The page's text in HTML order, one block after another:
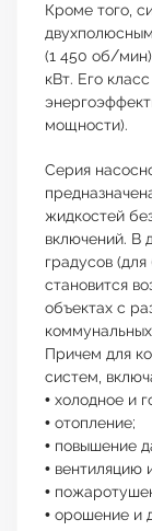
Кроме того,
(1 450 об/
кВт. Его
мощности).
Серия
жидкостей
включений. В
градусов
становится
объектах с
Причем для
систем,
• холодное и
• отопление;
• повышение
• вентиляцию
•
• орошение и